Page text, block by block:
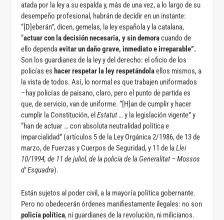
atada por la ley a su espalda y, más de una vez, a lo largo de su
desempeño profesional, habrán de decidir en un instante:
“[D]eberán”, dicen, gemelas, la ley española y la catalana,
“actuar con la decisión necesaria, y sin demoracuando de
ello dependaevitar un daño grave, inmediato e irreparable”.
Son los guardianes de la ley y del derecho: el oficio de los
policías es hacer respetar la ley respetándolaellos mismos, a
la vista de todos. Así, lo normal es que trabajen uniformados
–hay policías de paisano, claro, pero el punto de partida es
que, de servicio, van de uniforme. “[H]an de cumplir y hacer
cumplir la Constitución, elEstatut… y la legislación vigente” y
“han de actuar … con absoluta neutralidad política e
imparcialidad” (artículos 5 de la Ley Orgánica 2/1986, de 13 de
marzo, de Fuerzas y Cuerpos de Seguridad, y 11 de laLlei
10/1994, de 11 de juliol, de la policía de la Generalitat – Mossos
d’ Esquadra).
Están sujetos al poder civil, a la mayoría política gobernante.
Pero no obedecerán órdenes manifiestamente ilegales: no son
policía política, ni guardianes de la revolución, ni milicianos.